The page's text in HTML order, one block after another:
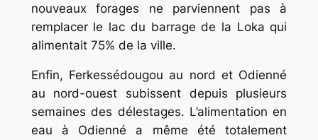
nouveaux forages ne parviennent pas à
remplacer le lac du barrage de la Loka qui
alimentait 75% de la ville.
Enfin, Ferkessédougou au nord et Odienné
au nord-ouest subissent depuis plusieurs
semaines des délestages. L’alimentation en
eau à Odienné a même été totalement